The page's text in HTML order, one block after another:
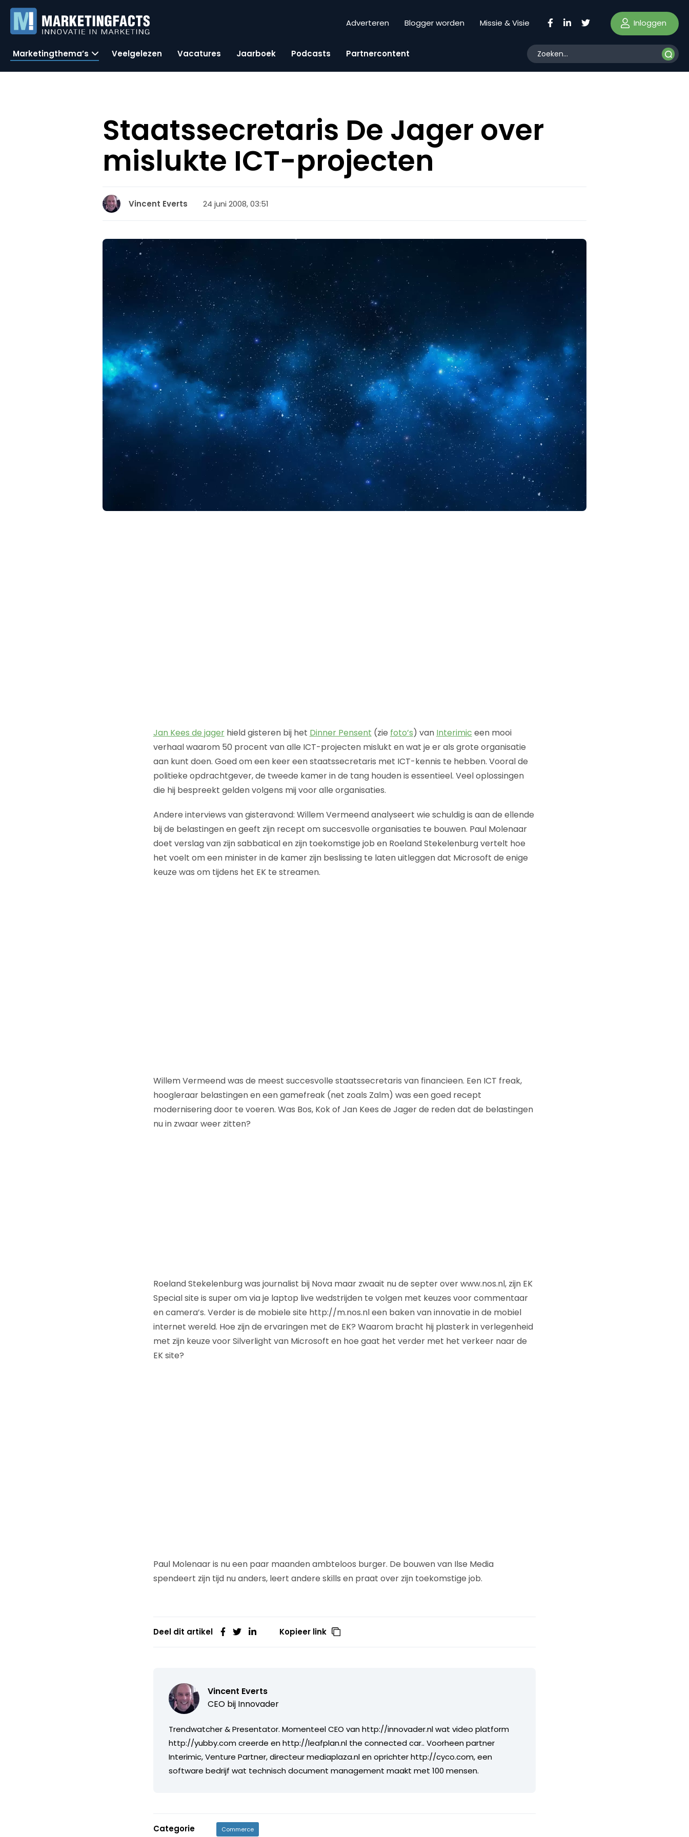
Adverteren Blogger worden Missie & Visie Inloggen
Marketingthema’s Veelgelezen Vacatures Jaarboek Podcasts Partnercontent
Staatssecretaris De Jager over
mislukte ICT-projecten
Vincent Everts 24 juni 2008, 03:51
Jan Kees de jagerhield gisteren bij het Dinner Pensent (zie foto’s) van Interimic een mooi
verhaal waarom 50 procent van alle ICT-projecten mislukt en wat je er als grote organisatie
aan kunt doen. Goed om een keer een staatssecretaris met ICT-kennis te hebben. Vooral de
politieke opdrachtgever, de tweede kamer in de tang houden is essentieel. Veel oplossingen
die hij bespreekt gelden volgens mij voor alle organisaties.
Andere interviews van gisteravond: Willem Vermeend analyseert wie schuldig is aan de ellende
bij de belastingen en geeft zijn recept om succesvolle organisaties te bouwen. Paul Molenaar
doet verslag van zijn sabbatical en zijn toekomstige job en Roeland Stekelenburg vertelt hoe
het voelt om een minister in de kamer zijn beslissing te laten uitleggen dat Microsoft de enige
keuze was om tijdens het EK te streamen.
Willem Vermeend was de meest succesvolle staatssecretaris van financieen. Een ICT freak,
hoogleraar belastingen en een gamefreak (net zoals Zalm) was een goed recept
modernisering door te voeren. Was Bos, Kok of Jan Kees de Jager de reden dat de belastingen
nu in zwaar weer zitten?
Roeland Stekelenburg was journalist bij Nova maar zwaait nu de septer over www.nos.nl, zijn EK
Special site is super om via je laptop live wedstrijden te volgen met keuzes voor commentaar
en camera’s. Verder is de mobiele site http://m.nos.nl een baken van innovatie in de mobiel
internet wereld. Hoe zijn de ervaringen met de EK? Waarom bracht hij plasterk in verlegenheid
met zijn keuze voor Silverlight van Microsoft en hoe gaat het verder met het verkeer naar de
EK site?
Paul Molenaar is nu een paar maanden ambteloos burger. De bouwen van Ilse Media
spendeert zijn tijd nu anders, leert andere skills en praat over zijn toekomstige job.
Deel dit artikel Kopieer link
Vincent Everts
CEO bij Innovader
Trendwatcher & Presentator. Momenteel CEO van http://innovader.nl wat video platform
http://yubby.com creerde en http://leafplan.nl the connected car.. Voorheen partner
Interimic, Venture Partner, directeur mediaplaza.nl en oprichter http://cyco.com, een
software bedrijf wat technisch document management maakt met 100 mensen.
Categorie Commerce